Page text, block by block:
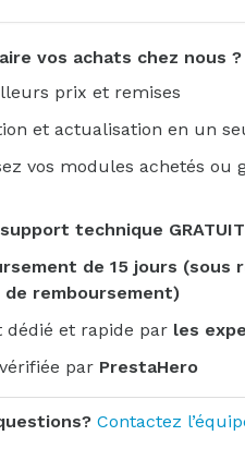
vos achats chez nous ?
prix et remises
et actualisation en un
vos modules achetés ou
technique GRATUIT
de 15 jours (sous
remboursement)
dédié et rapide par les
par PrestaHero
Contactez